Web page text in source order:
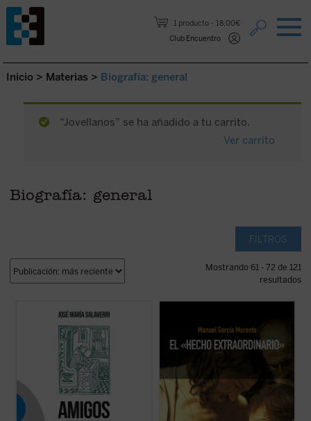
1 producto
18,00€
Club Encuentro
Saltar al contenido.
Inicio > Materias > Biografía: general
“Jovellanos” se ha añadido a tu carrito.
Ver carrito
Biografía: general
FILTROS
Mostrando 61 - 72 de 121
resultados
La experiencia de amistad, profundamente
circunscrita en la antigüedad a la relación
entre varones; apenas se mencionan --y
siempre con sospecha--amistades entre
mujeres. Las relaciones de amistad
(ver ficha)
siglo XX, relata magistralmente, en una
carta enviada a su amigo el P. José María
García Lahiguera, «el hecho
durante su ...